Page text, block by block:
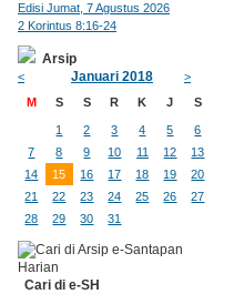
Edisi Jumat, 7 Agustus 2026
2 Korintus 8:16-24
Arsip
< Januari 2018
>
M
S S R K J S
1 2 3 4 5
6
7
8 9 10 11 12
13
14
15 16 17 18 19
20
21
22 23 24 25 26
27
28
29 30 31
Cari di e-SH